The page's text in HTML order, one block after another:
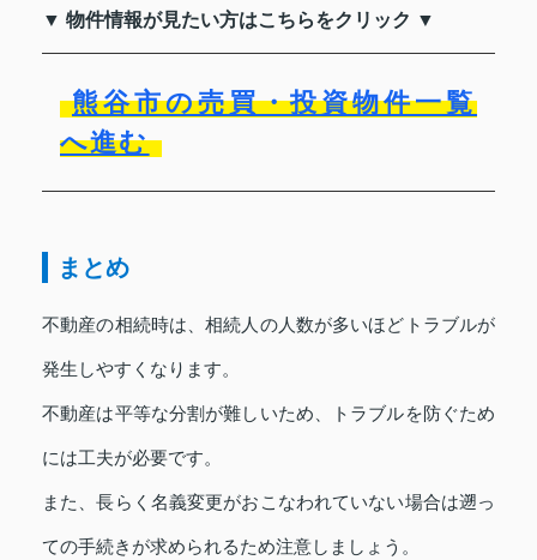
▼ 物件情報が見たい方はこちらをクリック ▼
熊谷市の売買・投資物件一覧
へ進む
まとめ
不動産の相続時は、相続人の人数が多いほどトラブルが
発生しやすくなります。
不動産は平等な分割が難しいため、トラブルを防ぐため
には工夫が必要です。
また、長らく名義変更がおこなわれていない場合は遡っ
ての手続きが求められるため注意しましょう。